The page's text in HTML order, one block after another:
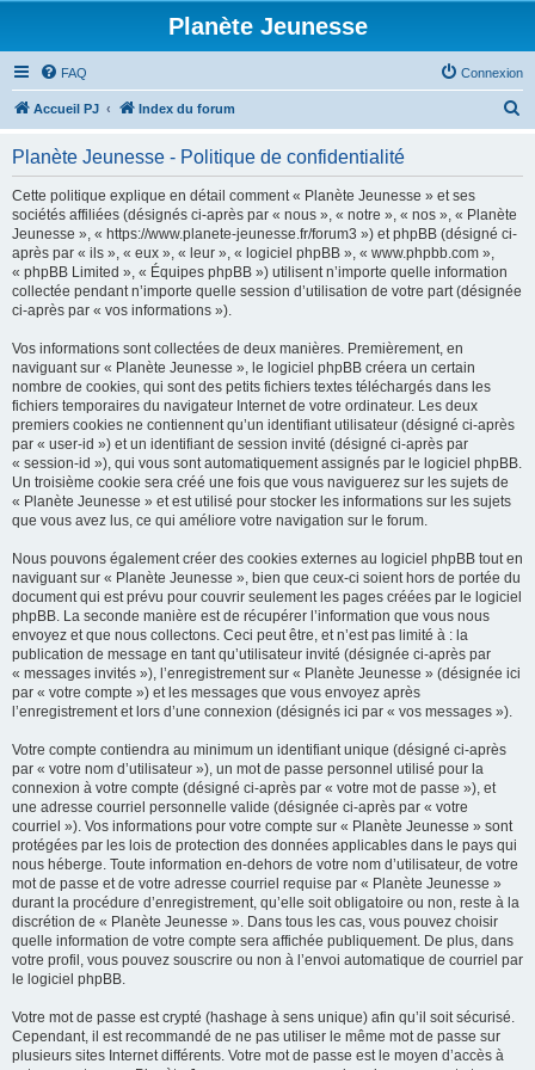
Planète Jeunesse
FAQ Connexion
Accueil PJ Index du forum
Planète Jeunesse - Politique de confidentialité
Cette politique explique en détail comment « Planète Jeunesse » et ses
sociétés affiliées (désignés ci-après par « nous », « notre », « nos », « Planète
Jeunesse », « https://www.planete-jeunesse.fr/forum3 ») et phpBB (désigné ci-
après par « ils », « eux », « leur », « logiciel phpBB », « www.phpbb.com »,
« phpBB Limited », « Équipes phpBB ») utilisent n’importe quelle information
collectée pendant n’importe quelle session d’utilisation de votre part (désignée
ci-après par « vos informations »).
Vos informations sont collectées de deux manières. Premièrement, en
naviguant sur « Planète Jeunesse », le logiciel phpBB créera un certain
nombre de cookies, qui sont des petits fichiers textes téléchargés dans les
fichiers temporaires du navigateur Internet de votre ordinateur. Les deux
premiers cookies ne contiennent qu’un identifiant utilisateur (désigné ci-après
par « user-id ») et un identifiant de session invité (désigné ci-après par
« session-id »), qui vous sont automatiquement assignés par le logiciel phpBB.
Un troisième cookie sera créé une fois que vous naviguerez sur les sujets de
« Planète Jeunesse » et est utilisé pour stocker les informations sur les sujets
que vous avez lus, ce qui améliore votre navigation sur le forum.
Nous pouvons également créer des cookies externes au logiciel phpBB tout en
naviguant sur « Planète Jeunesse », bien que ceux-ci soient hors de portée du
document qui est prévu pour couvrir seulement les pages créées par le logiciel
phpBB. La seconde manière est de récupérer l’information que vous nous
envoyez et que nous collectons. Ceci peut être, et n’est pas limité à : la
publication de message en tant qu’utilisateur invité (désignée ci-après par
« messages invités »), l’enregistrement sur « Planète Jeunesse » (désignée ici
par « votre compte ») et les messages que vous envoyez après
l’enregistrement et lors d’une connexion (désignés ici par « vos messages »).
Votre compte contiendra au minimum un identifiant unique (désigné ci-après
par « votre nom d’utilisateur »), un mot de passe personnel utilisé pour la
connexion à votre compte (désigné ci-après par « votre mot de passe »), et
une adresse courriel personnelle valide (désignée ci-après par « votre
courriel »). Vos informations pour votre compte sur « Planète Jeunesse » sont
protégées par les lois de protection des données applicables dans le pays qui
nous héberge. Toute information en-dehors de votre nom d’utilisateur, de votre
mot de passe et de votre adresse courriel requise par « Planète Jeunesse »
durant la procédure d’enregistrement, qu’elle soit obligatoire ou non, reste à la
discrétion de « Planète Jeunesse ». Dans tous les cas, vous pouvez choisir
quelle information de votre compte sera affichée publiquement. De plus, dans
votre profil, vous pouvez souscrire ou non à l’envoi automatique de courriel par
le logiciel phpBB.
Votre mot de passe est crypté (hashage à sens unique) afin qu’il soit sécurisé.
Cependant, il est recommandé de ne pas utiliser le même mot de passe sur
plusieurs sites Internet différents. Votre mot de passe est le moyen d’accès à